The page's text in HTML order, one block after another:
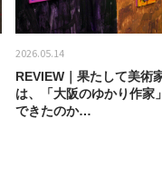
2026.05.14
REVIEW｜果たして美術
は、「大阪のゆかり作家
できたのか…